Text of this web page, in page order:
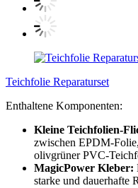
Teichfolie Reparaturset
Enthaltene Komponenten:
Kleine Teichfolien-
zwischen EPDM-
olivgrüner PVC-
MagicPower Kleber:
starke und dauerhafte